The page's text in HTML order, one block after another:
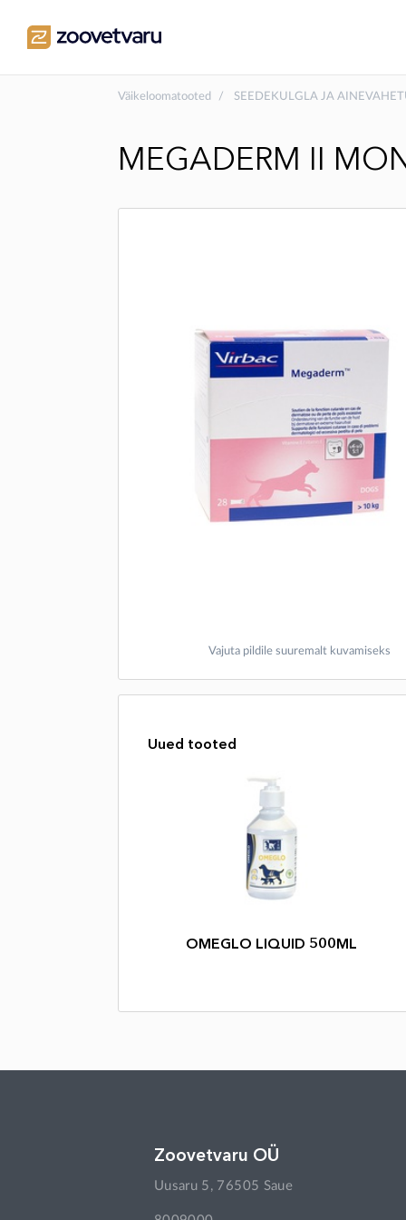
Väikeloomatooted SEEDEKULGLA JA
MEGADERM II
Vajuta pildile suuremalt kuvamiseks
Uued tooted
OMEGLO LIQUID 500ML
Zoovetvaru OÜ
Uusaru 5, 76505 Saue